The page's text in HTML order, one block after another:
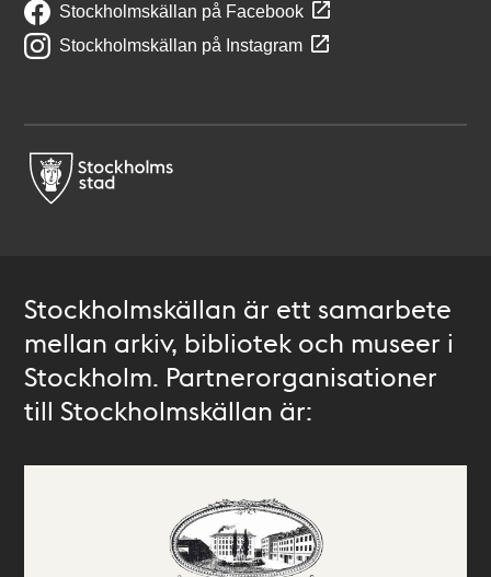
Stockholmskällan på Facebook
Stockholmskällan på Instagram
Stockholmskällan är ett samarbete
mellan arkiv, bibliotek och museer i
Stockholm. Partnerorganisationer
till Stockholmskällan är: